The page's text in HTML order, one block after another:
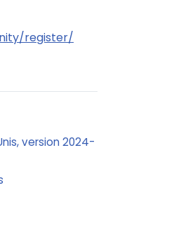
register/
version 2024-